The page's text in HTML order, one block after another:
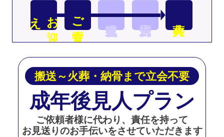
お
迎
え ご安置
搬送～火葬・納骨まで立会不要
成年後見人プラン
ご依頼者様に代わり、責任を持って
お見送りのお手伝いをさせていただきます